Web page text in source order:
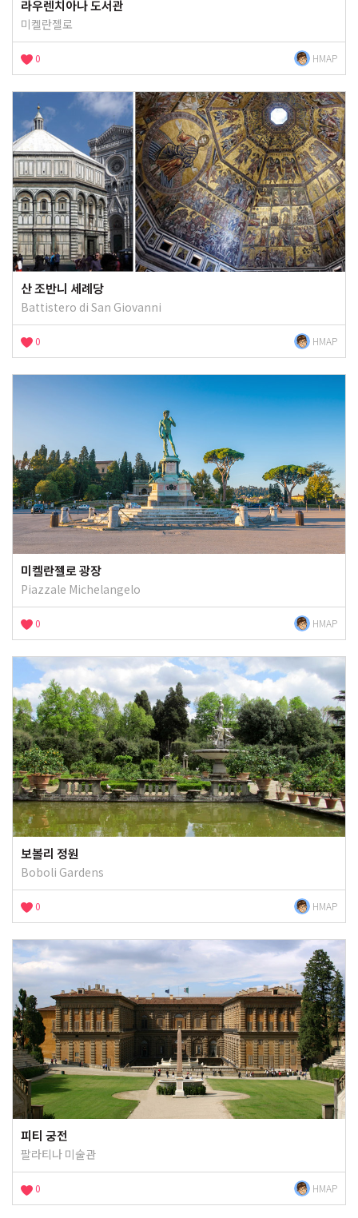
라우렌치아나 도서관
미켈란젤로
0 HMAP
산 조반니 세례당
Battistero di San Giovanni
0 HMAP
미켈란젤로 광장
Piazzale Michelangelo
0 HMAP
보볼리 정원
Boboli Gardens
0 HMAP
피티 궁전
팔라티나 미술관
0 HMAP